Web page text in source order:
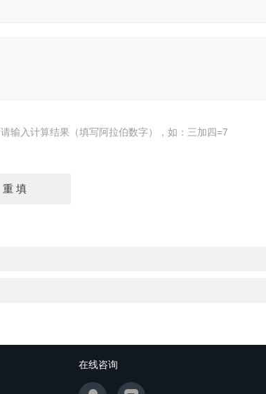
请输入计算结果（填写阿拉伯数字），如：三加四=7
在线咨询